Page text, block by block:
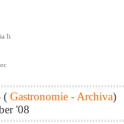
Ii
( Gastronomie - Archiva)
'08